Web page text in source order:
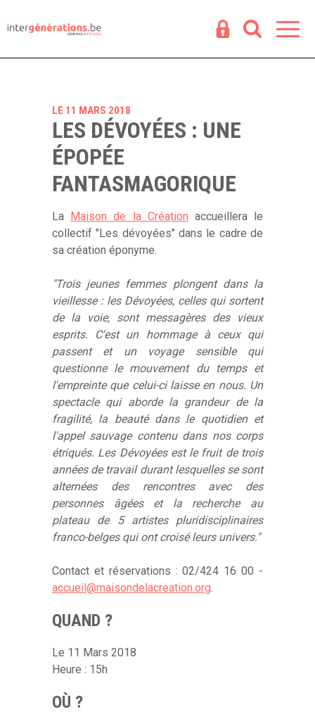
LE 11 MARS 2018
LES DÉVOYÉES : UNE
ÉPOPÉE
FANTASMAGORIQUE
La Maison de la Création accueillera le
collectif "Les dévoyées" dans le cadre de
sa création éponyme.
"Trois jeunes femmes plongent dans la
vieillesse : les Dévoyées, celles qui sortent
de la voie, sont messagères des vieux
esprits. C'est un hommage à ceux qui
passent et un voyage sensible qui
questionne le mouvement du temps et
l'empreinte que celui-ci laisse en nous. Un
spectacle qui aborde la grandeur de la
fragilité, la beauté dans le quotidien et
l'appel sauvage contenu dans nos corps
étriqués. Les Dévoyées est le fruit de trois
années de travail durant lesquelles se sont
alternées des rencontres avec des
personnes âgées et la recherche au
plateau de 5 artistes pluridisciplinaires
franco-belges qui ont croisé leurs univers."
Contact et réservations : 02/424 16 00 -
accueil@maisondelacreation.org.
QUAND ?
Le 11 Mars 2018
Heure : 15h
OÙ ?